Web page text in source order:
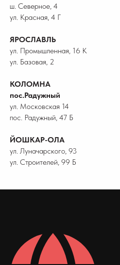
ш. Северное, 4
ул. Красная, 4 Г
ЯРОСЛАВЛЬ
ул. Промышленная, 16 К
ул. Базовая, 2
КОЛОМНА
пос.Радужный
ул. Московская 14
пос. Радужный, 47 Б
ЙОШКАР-ОЛА
ул. Луначарского, 93
ул. Строителей, 99 Б